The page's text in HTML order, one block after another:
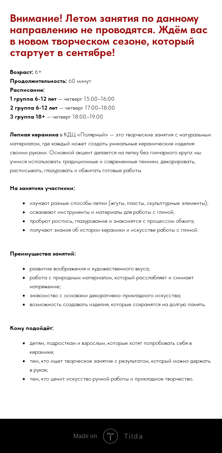
Внимание! Летом занятия по данному
направлению не проводятся. Ждём вас
в новом творческом сезоне, который
стартует в сентябре!
Возраст: 6+
Продолжительность: 60 минут
Расписание:
1 группа 6-12 лет — четверг 15:00–16:00
2 группа 6-12 лет — четверг 17:00–18:00
3 группа 18+ — четверг 18:00–19:00
Лепная керамика в КДЦ «Полярный» — это творческие занятия с натуральным
материалом, где каждый может создать уникальные керамические изделия
своими руками. Основной акцент делается на лепку без гончарного круга: мы
учимся использовать традиционные и современные техники, декорировать,
расписывать, глазуровать и обжигать готовые работы.
На занятиях участники:
изучают разные способы лепки (жгуты, пласты, скульптурные элементы);
осваивают инструменты и материалы для работы с глиной;
пробуют роспись, глазурование и знакомятся с процессом обжига;
получают знания об истории керамики и искусстве работы с глиной.
Преимущества занятий:
развитие воображения и художественного вкуса;
работа с природным материалом, который расслабляет и снимает
напряжение;
знакомство с основами декоративно-прикладного искусства;
возможность создавать изделия, которые сохранятся на долгую память.
Кому подойдёт:
детям, подросткам и взрослым, которые хотят попробовать себя в
керамике;
тем, кто ищет творческое занятие с результатом, который можно держать
в руках;
тем, кто ценит искусство ручной работы и прикладное творчество.
Made on Tilda